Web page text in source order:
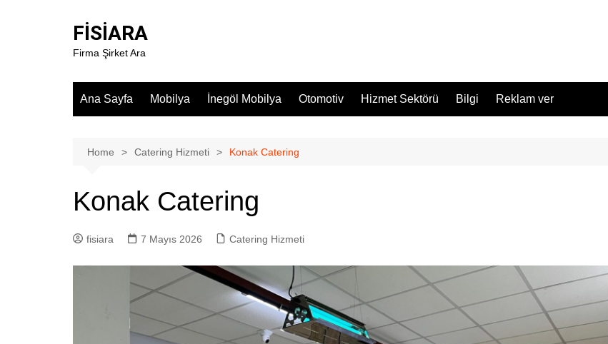
FİSİARA
Firma Şirket Ara
Ana Sayfa Mobilya İnegöl Mobilya Otomotiv Hizmet Sektörü Bilgi Reklam ver
Home Catering Hizmeti Konak Catering
Konak Catering
fisiara 7 Mayıs 2026 Catering Hizmeti